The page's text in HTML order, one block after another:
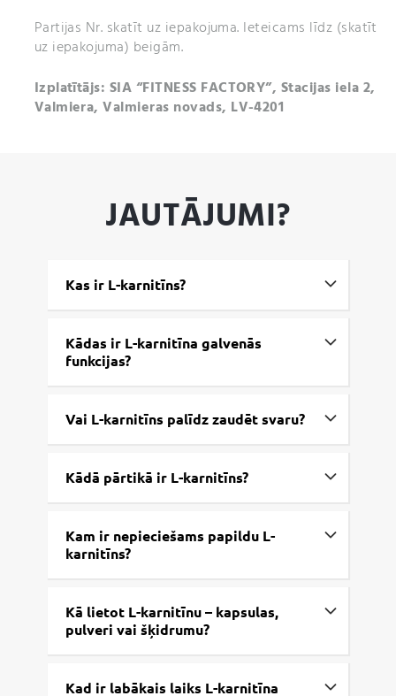
Partijas Nr. skatīt uz iepakojuma. Ieteicams līdz (skatīt
uz iepakojuma) beigām.
Izplatītājs: SIA “FITNESS FACTORY”, Stacijas iela 2,
Valmiera, Valmieras novads, LV-4201
JAUTĀJUMI?
Kas ir L-karnitīns?
Kādas ir L-karnitīna galvenās
funkcijas?
Vai L-karnitīns palīdz zaudēt svaru?
Kādā pārtikā ir L-karnitīns?
Kam ir nepieciešams papildu L-
karnitīns?
Kā lietot L-karnitīnu – kapsulas,
pulveri vai šķidrumu?
Kad ir labākais laiks L-karnitīna